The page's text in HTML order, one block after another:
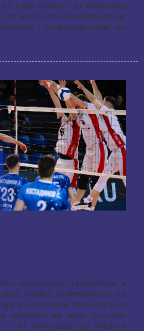
czas lokalny – to dodatkowy
że gracze tak naprawdę się nie
i zmaksymalizować ich
rezerwowych zawodników, a
według sprawdzonego już
na boisku. Powiedzmy od
sprawdził się lepiej. Początek
- 5:1 niewyraźną grą Fettsova